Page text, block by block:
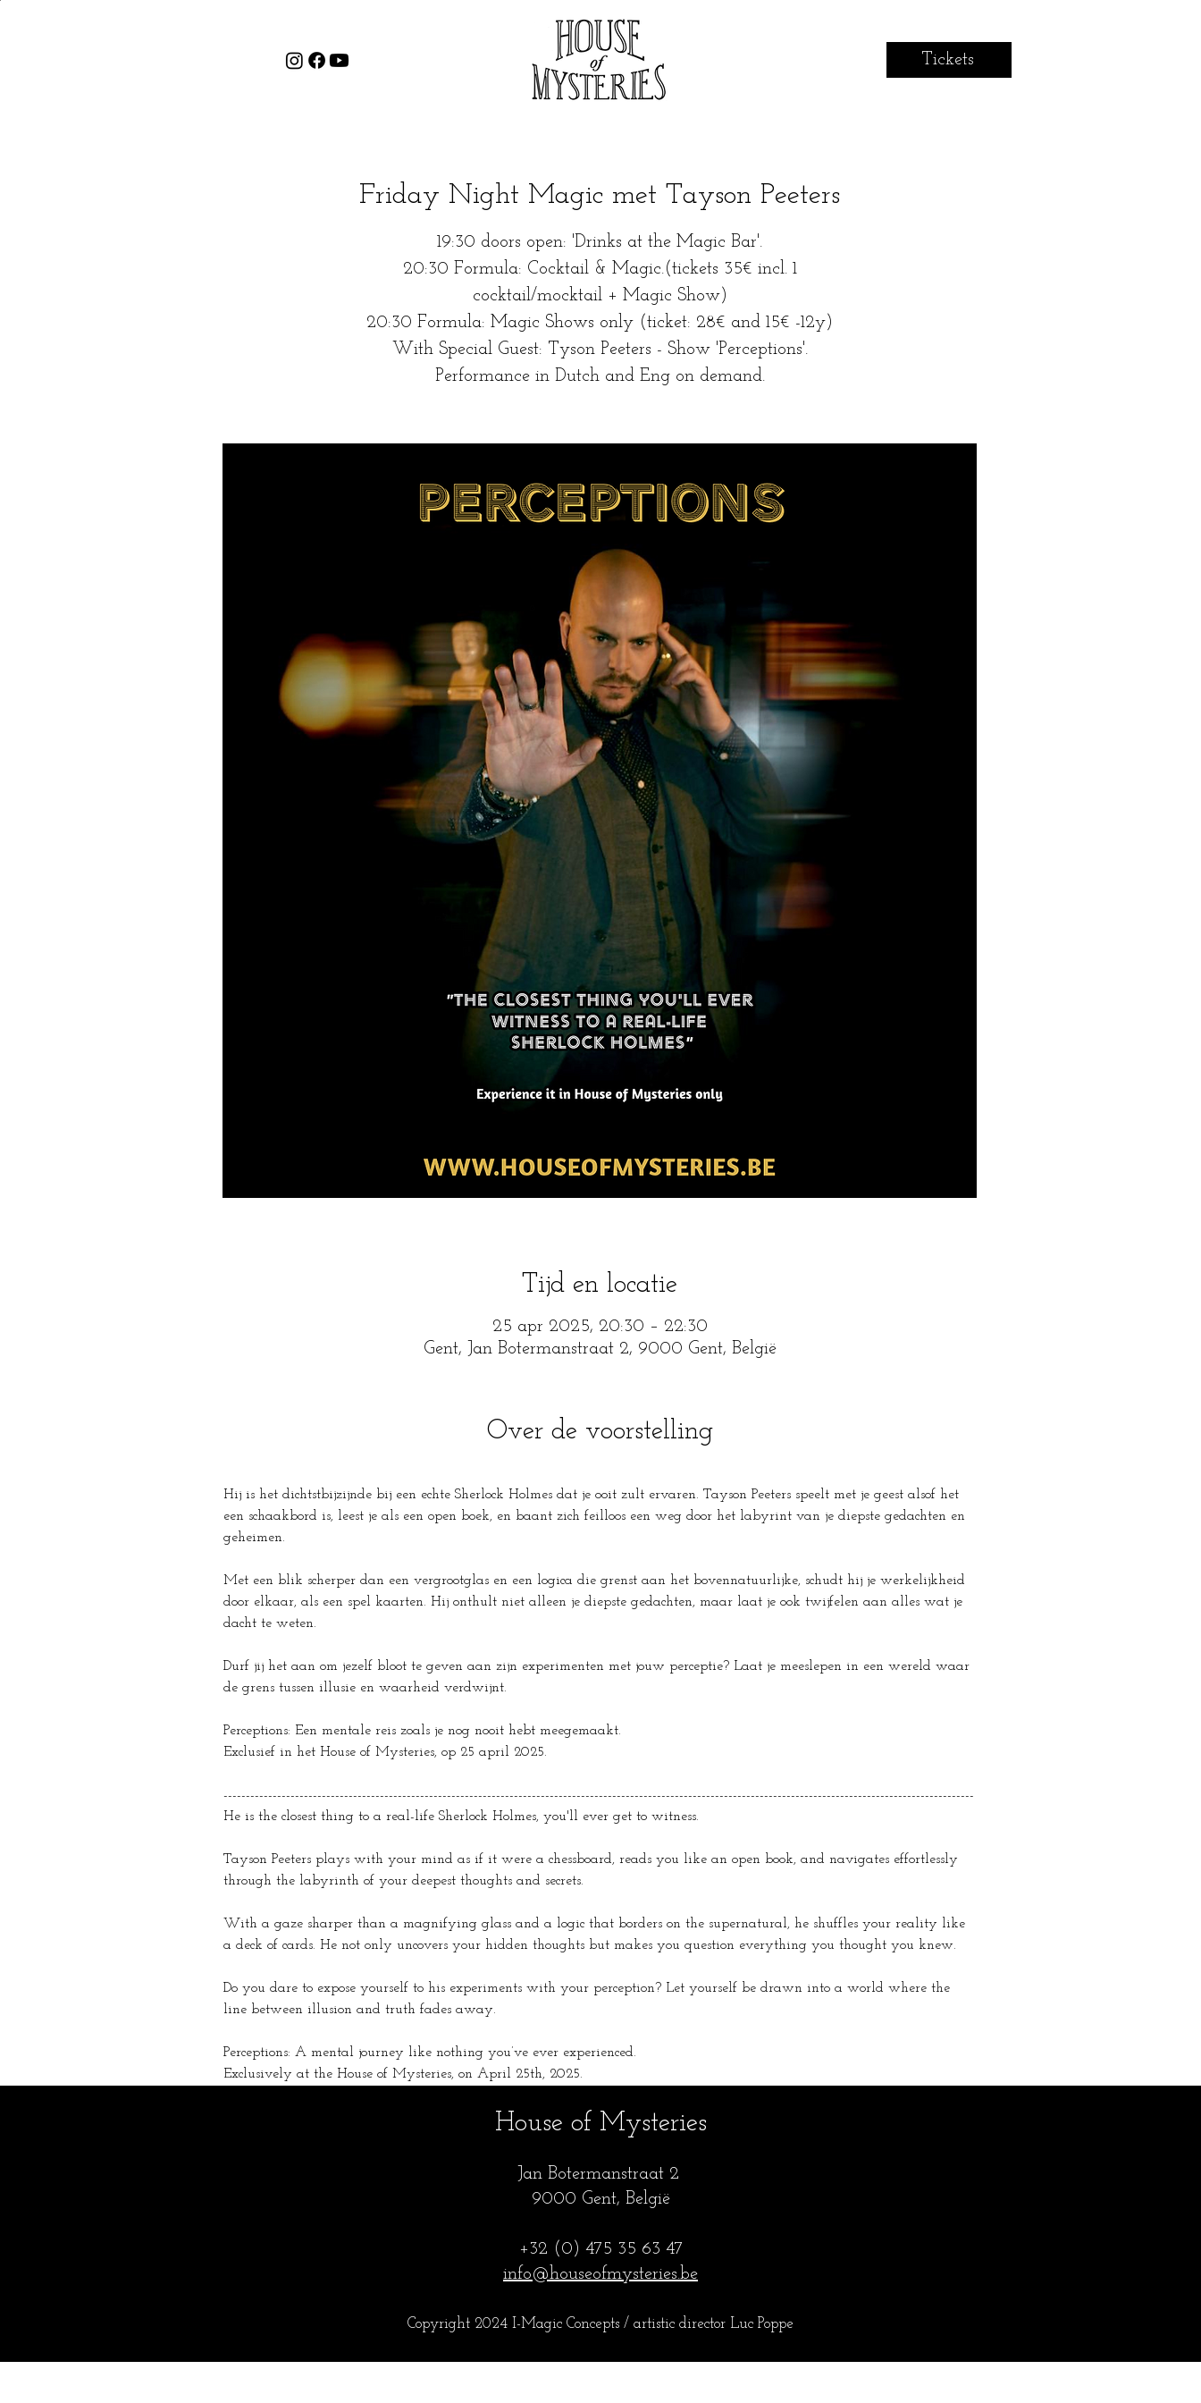
Tickets
Friday Night Magic met Tayson Peeters
19:30 doors open: 'Drinks at the Magic Bar'.
20:30 Formula: Cocktail & Magic.(tickets 35€ incl. 1
cocktail/mocktail + Magic Show)
20:30 Formula: Magic Shows only (ticket: 28€ and 15€ -12y)
With Special Guest: Tyson Peeters - Show 'Perceptions'.
Performance in Dutch and Eng on demand.
Tijd en locatie
25 apr 2025, 20:30 – 22:30
Gent, Jan Botermanstraat 2, 9000 Gent, België
Over de voorstelling
Hij is het dichtstbijzijnde bij een echte Sherlock Holmes dat je ooit zult ervaren. Tayson Peeters speelt met je geest alsof het
een schaakbord is, leest je als een open boek, en baant zich feilloos een weg door het labyrint van je diepste gedachten en
geheimen.
Met een blik scherper dan een vergrootglas en een logica die grenst aan het bovennatuurlijke, schudt hij je werkelijkheid
door elkaar, als een spel kaarten. Hij onthult niet alleen je diepste gedachten, maar laat je ook twijfelen aan alles wat je
dacht te weten.
Durf jij het aan om jezelf bloot te geven aan zijn experimenten met jouw perceptie? Laat je meeslepen in een wereld waar
de grens tussen illusie en waarheid verdwijnt.
Perceptions: Een mentale reis zoals je nog nooit hebt meegemaakt.
Exclusief in het House of Mysteries, op 25 april 2025.
------------------------------------------------------------------------------------------------------------------------------------------------------------------------
He is the closest thing to a real-life Sherlock Holmes, you'll ever get to witness.
Tayson Peeters plays with your mind as if it were a chessboard, reads you like an open book, and navigates effortlessly
through the labyrinth of your deepest thoughts and secrets.
With a gaze sharper than a magnifying glass and a logic that borders on the supernatural, he shuffles your reality like
a deck of cards. He not only uncovers your hidden thoughts but makes you question everything you thought you knew.
Do you dare to expose yourself to his experiments with your perception? Let yourself be drawn into a world where the
line between illusion and truth fades away.
Perceptions: A mental journey like nothing you’ve ever experienced.
Exclusively at the House of Mysteries, on April 25th, 2025.
House of Mysteries
Jan Botermanstraat 2
9000 Gent, België
+32 (0) 475 35 63 47
info@houseofmysteries.be
Copyright 2024 I-Magic Concepts / artistic director Luc Poppe